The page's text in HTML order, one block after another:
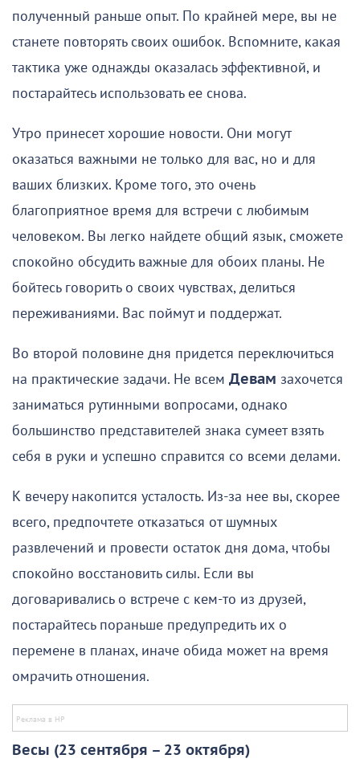
полученный раньше опыт. По крайней мере, вы не
станете повторять своих ошибок. Вспомните, какая
тактика уже однажды оказалась эффективной, и
постарайтесь использовать ее снова.
Утро принесет хорошие новости. Они могут
оказаться важными не только для вас, но и для
ваших близких. Кроме того, это очень
благоприятное время для встречи с любимым
человеком. Вы легко найдете общий язык, сможете
спокойно обсудить важные для обоих планы. Не
бойтесь говорить о своих чувствах, делиться
переживаниями. Вас поймут и поддержат.
Во второй половине дня придется переключиться
на практические задачи. Не всем Девам захочется
заниматься рутинными вопросами, однако
большинство представителей знака сумеет взять
себя в руки и успешно справится со всеми делами.
К вечеру накопится усталость. Из-за нее вы, скорее
всего, предпочтете отказаться от шумных
развлечений и провести остаток дня дома, чтобы
спокойно восстановить силы. Если вы
договаривались о встрече с кем-то из друзей,
постарайтесь пораньше предупредить их о
перемене в планах, иначе обида может на время
омрачить отношения.
Весы (23 сентября – 23 октября)